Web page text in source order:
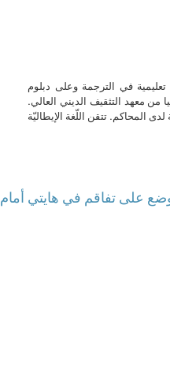
في الترجمة وعلى دبلوم
من معهد التثقيف الديني العالي.
المحاكم. تتقن اللّغة الإيطاليّة
على تفاقم في هايتي